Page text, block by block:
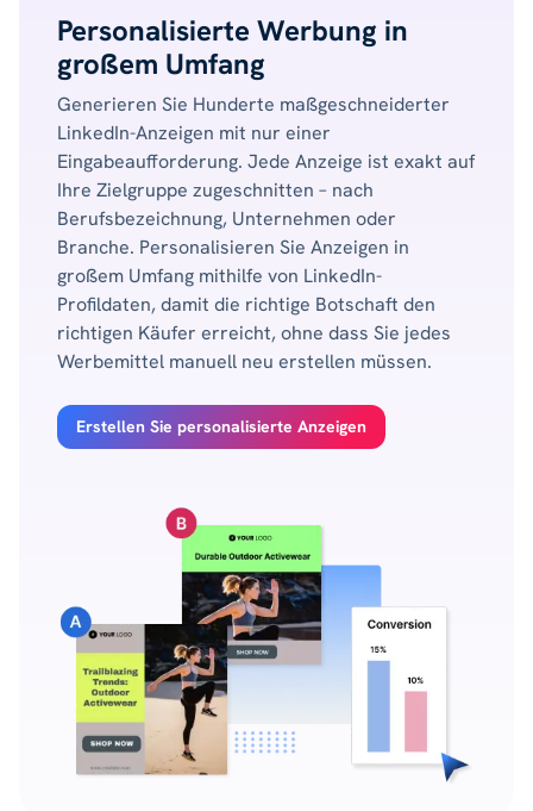
Personalisierte Werbung in
großem Umfang
Generieren Sie Hunderte maßgeschneiderter
LinkedIn-Anzeigen mit nur einer
Eingabeaufforderung. Jede Anzeige ist exakt auf
Ihre Zielgruppe zugeschnitten – nach
Berufsbezeichnung, Unternehmen oder
Branche. Personalisieren Sie Anzeigen in
großem Umfang mithilfe von LinkedIn-
Profildaten, damit die richtige Botschaft den
richtigen Käufer erreicht, ohne dass Sie jedes
Werbemittel manuell neu erstellen müssen.
Erstellen Sie personalisierte Anzeigen